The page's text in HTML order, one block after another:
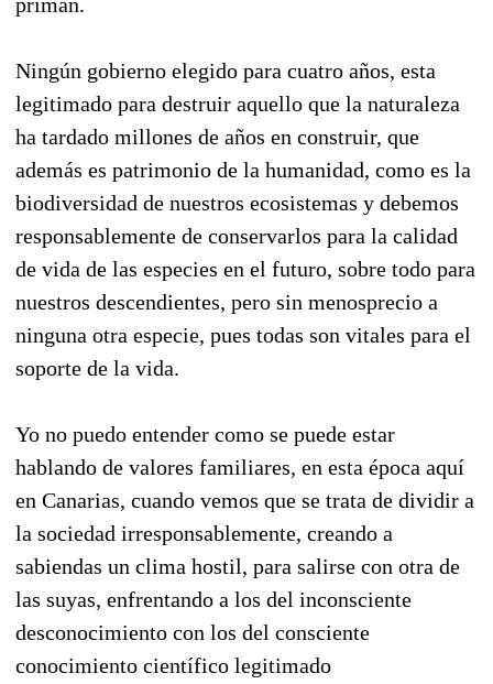
Ningún gobierno elegido para cuatro años, esta
legitimado para destruir aquello que la naturaleza
ha tardado millones de años en construir, que
además es patrimonio de la humanidad, como es la
biodiversidad de nuestros ecosistemas y debemos
responsablemente de conservarlos para la calidad
de vida de las especies en el futuro, sobre todo para
nuestros descendientes, pero sin menosprecio a
ninguna otra especie, pues todas son vitales para el
soporte de la vida.
Yo no puedo entender como se puede estar
hablando de valores familiares, en esta época aquí
en Canarias, cuando vemos que se trata de dividir a
la sociedad irresponsablemente, creando a
sabiendas un clima hostil, para salirse con otra de
las suyas, enfrentando a los del inconsciente
desconocimiento con los del consciente
conocimiento científico legitimado